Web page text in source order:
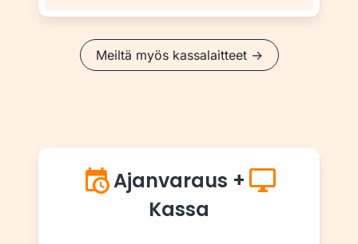
Meiltä myös kassalaitteet →
Ajanvaraus +
Kassa